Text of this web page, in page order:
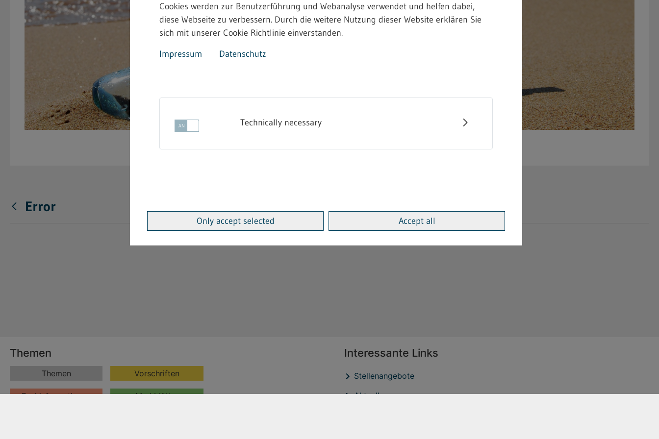
Error
Cookies werden zur Benutzerführung und Webanalyse verwendet und helfen dabei,
diese Webseite zu verbessern. Durch die weitere Nutzung dieser Website erklären Sie
sich mit unserer Cookie Richtlinie einverstanden.
Impressum
Datenschutz
Technically necessary
Only accept selected Accept all
Themen
Themen Vorschriften
Fachinformationen Merkblätter
Interessante Links
Stellenangebote
Aktuelles